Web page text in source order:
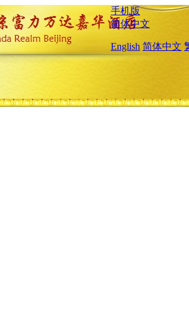
手机版
简体中文
English 简体中文